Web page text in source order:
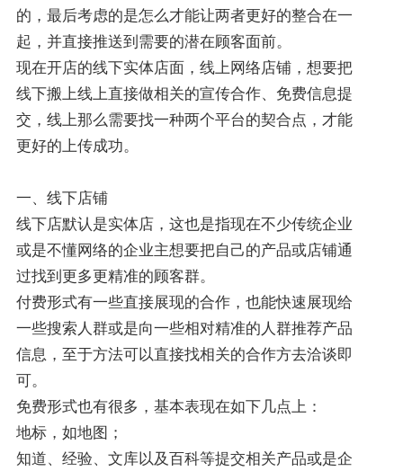
的，最后考虑的是怎么才能让两者更好的整合在一
起，并直接推送到需要的潜在顾客面前。
现在开店的线下实体店面，线上网络店铺，想要把
线下搬上线上直接做相关的宣传合作、免费信息提
交，线上那么需要找一种两个平台的契合点，才能
更好的上传成功。
一、线下店铺
线下店默认是实体店，这也是指现在不少传统企业
或是不懂网络的企业主想要把自己的产品或店铺通
过找到更多更精准的顾客群。
付费形式有一些直接展现的合作，也能快速展现给
一些搜索人群或是向一些相对精准的人群推荐产品
信息，至于方法可以直接找相关的合作方去洽谈即
可。
免费形式也有很多，基本表现在如下几点上：
地标，如地图；
知道、经验、文库以及百科等提交相关产品或是企